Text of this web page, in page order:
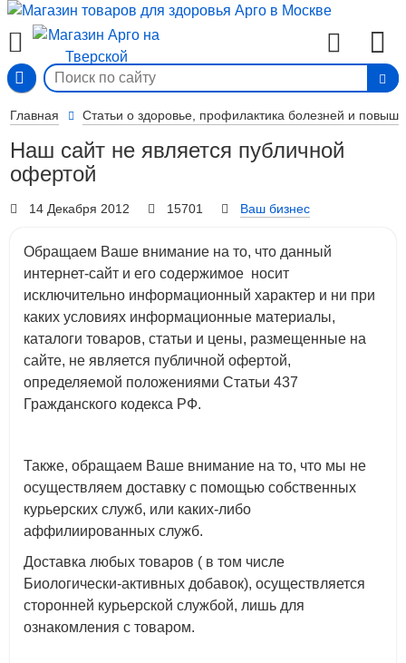
Главная Статьи о здоровье, профилактика болезней и
Наш сайт не является публичной
офертой
14 Декабря 2012 15701 Ваш бизнес
Обращаем Ваше внимание на то, что данный
интернет-сайт и его содержимое носит
исключительно информационный характер и ни при
каких условиях информационные материалы,
каталоги товаров, статьи и цены, размещенные на
сайте, не является публичной офертой,
определяемой положениями Статьи 437
Гражданского кодекса РФ.
Также, обращаем Ваше внимание на то, что мы не
осуществляем доставку с помощью собственных
курьерских служб, или каких-либо
аффилиированных служб.
Доставка любых товаров ( в том числе
Биологически-активных добавок), осуществляется
сторонней курьерской службой, лишь для
ознакомления с товаром.